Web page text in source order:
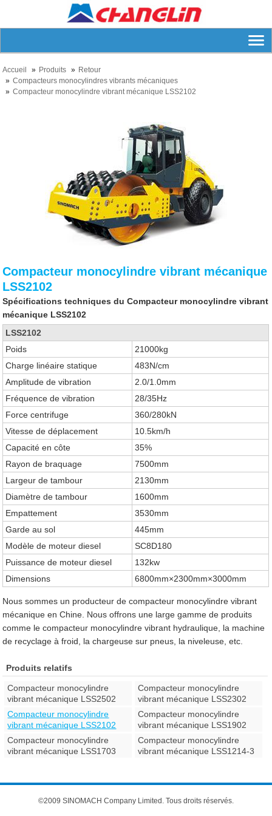
Accueil Produits
Retour
Compacteurs monocylindres vibrants mécaniques
Compacteur monocylindre vibrant mécanique LSS2102
Compacteur monocylindre vibrant mécanique
LSS2102
Spécifications techniques du Compacteur monocylindre vibrant
mécanique LSS2102
LSS2102
Poids
21000kg
Charge linéaire statique
483N/cm
Amplitude de vibration
2.0/1.0mm
Fréquence de vibration
28/35Hz
Force centrifuge
360/280kN
Vitesse de déplacement
10.5km/h
Capacité en côte
35%
Rayon de braquage
7500mm
Largeur de tambour
2130mm
Diamètre de tambour
1600mm
Empattement
3530mm
Garde au sol
445mm
Modèle de moteur diesel
SC8D180
Puissance de moteur diesel
132kw
Dimensions
6800mm×2300mm×3000mm
Nous sommes un producteur de compacteur monocylindre vibrant
mécanique en Chine. Nous offrons une large gamme de produits
comme le compacteur monocylindre vibrant hydraulique, la machine
de recyclage à froid, la chargeuse sur pneus, la niveleuse, etc.
Produits relatifs
Compacteur monocylindre
vibrant mécanique LSS2502
Compacteur monocylindre
vibrant mécanique LSS2302
Compacteur monocylindre
vibrant mécanique LSS2102
Compacteur monocylindre
vibrant mécanique LSS1902
Compacteur monocylindre
vibrant mécanique LSS1703
Compacteur monocylindre
vibrant mécanique LSS1214-3
©2009 SINOMACH Company Limited. Tous droits réservés.